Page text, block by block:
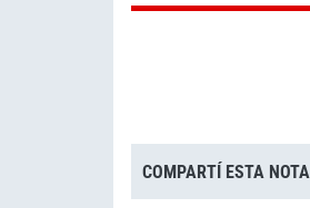
COMPARTÍ ESTA NOTA